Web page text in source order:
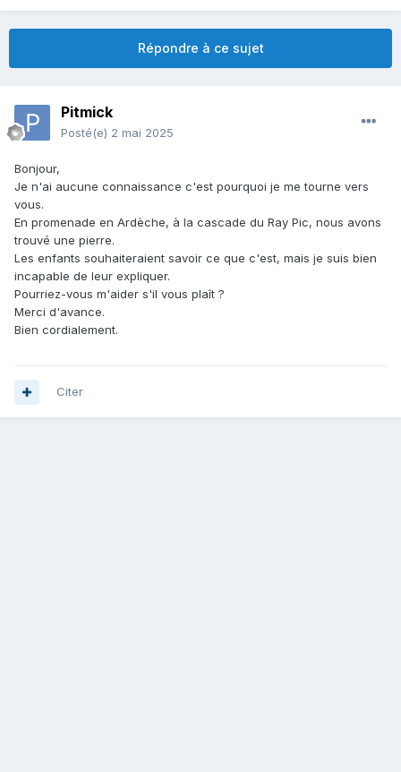
Répondre à ce sujet
Pitmick
Posté(e) 2 mai 2025
Bonjour,
Je n'ai aucune connaissance c'est pourquoi je me tourne vers
vous.
En promenade en Ardèche, à la cascade du Ray Pic, nous avons
trouvé une pierre.
Les enfants souhaiteraient savoir ce que c'est, mais je suis bien
incapable de leur expliquer.
Pourriez-vous m'aider s'il vous plaît ?
Merci d'avance.
Bien cordialement.
Citer